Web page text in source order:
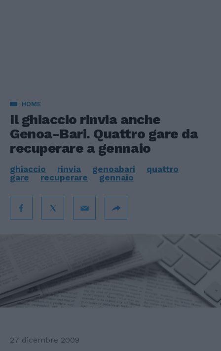
HOME
Il ghiaccio rinvia anche
Genoa-Bari. Quattro gare da
recuperare a gennaio
ghiaccio rinvia genoabari
quattro
gare
recuperare gennaio
27 dicembre 2009